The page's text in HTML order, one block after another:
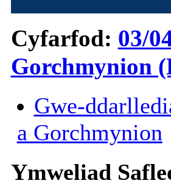
Cyfarfod: 03/
Gorchmynion
Gwe-
a Gorchmynion
Ymweliad